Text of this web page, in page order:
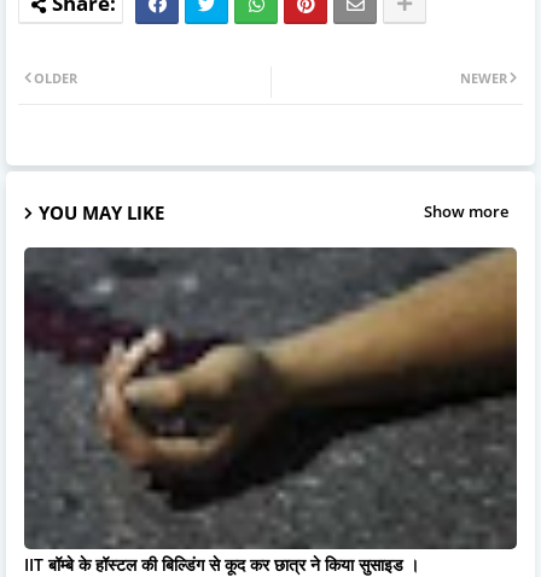
NEWER
OLDER
YOU MAY LIKE Show more
IIT बॉम्बे के हॉस्टल की बिल्डिंग से कूद कर छात्र ने किया सुसाइड ।